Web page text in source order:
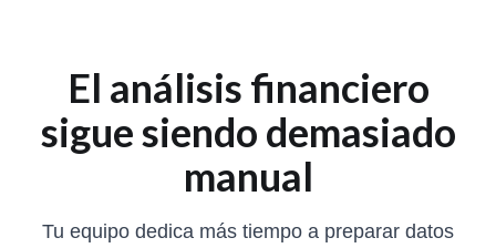
El análisis financiero
sigue siendo demasiado
manual
Tu equipo dedica más tiempo a preparar datos